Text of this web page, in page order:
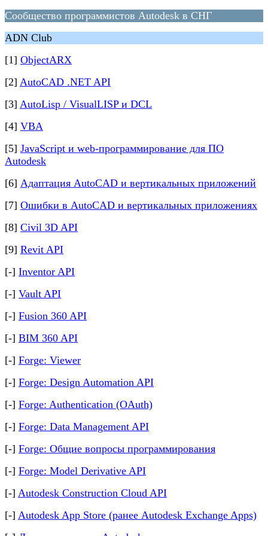
Сообщество программистов Autodesk в СНГ
ADN Club
[1] ObjectARX
[2] AutoCAD .NET API
[3] AutoLisp / VisualLISP и DCL
[4] VBA
[5] JavaScript и web-программирование для ПО
Autodesk
[6] Адаптация AutoCAD и вертикальных приложений
[7] Ошибки в AutoCAD и вертикальных приложениях
[8] Civil 3D API
[9] Revit API
[-] Inventor API
[-] Vault API
[-] Fusion 360 API
[-] BIM 360 API
[-] Forge: Viewer
[-] Forge: Design Automation API
[-] Forge: Authentication (OAuth)
[-] Forge: Data Management API
[-] Forge: Общие вопросы программирования
[-] Forge: Model Derivative API
[-] Autodesk Construction Cloud API
[-] Autodesk App Store (ранее Autodesk Exchange Apps)